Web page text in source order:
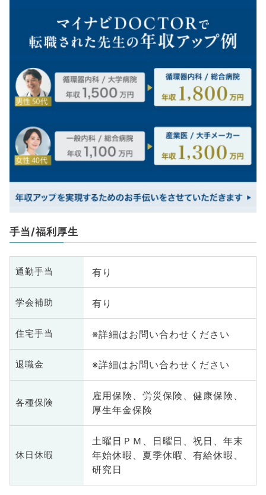
手当/福利厚生
通勤手当 有り
学会補助 有り
住宅手当 ※詳細はお問い合わせください
退職金 ※詳細はお問い合わせください
各種保険
雇用保険、労災保険、健康保険、
厚生年金保険
休日休暇
土曜日ＰＭ、日曜日、祝日、年末
年始休暇、夏季休暇、有給休暇、
研究日